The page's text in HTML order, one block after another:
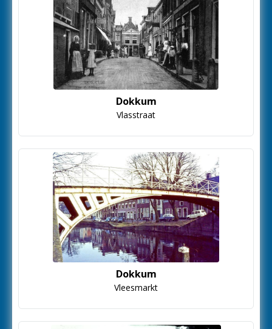
Dokkum
Vlasstraat
Dokkum
Vleesmarkt